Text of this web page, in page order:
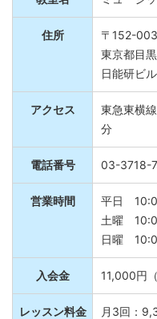
住所
〒152-
東京都目
日能研ビ
アクセス
東急東横
分
電話番号 03-3718-
営業時間
平日
土曜
日曜
入会金 11,000円（
レッスン料金 月3回：